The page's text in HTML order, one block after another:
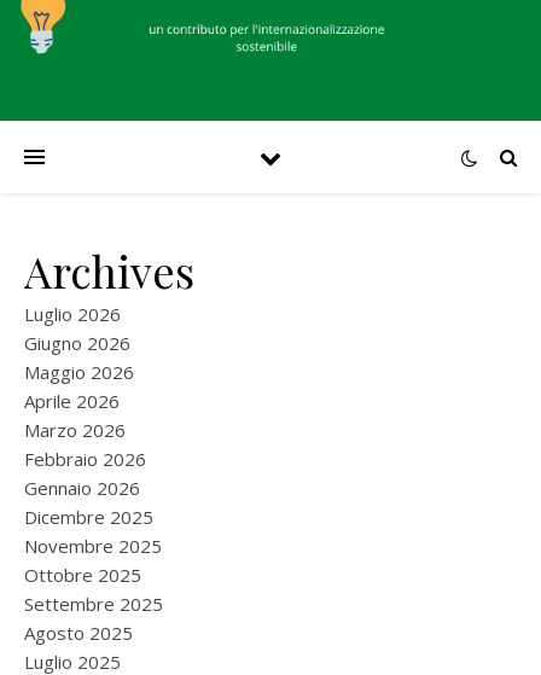
Archives
Luglio 2026
Giugno 2026
Maggio 2026
Aprile 2026
Marzo 2026
Febbraio 2026
Gennaio 2026
Dicembre 2025
Novembre 2025
Ottobre 2025
Settembre 2025
Agosto 2025
Luglio 2025